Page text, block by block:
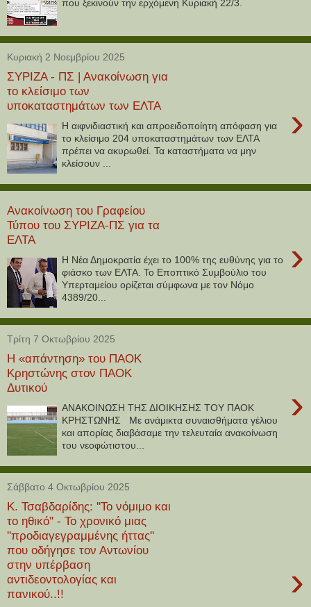
που ξεκινούν την ερχόμενη Κυριακή 22/3.
Κυριακή 2 Νοεμβρίου 2025
ΣΥΡΙΖΑ - ΠΣ | Ανακοίνωση για
το κλείσιμο των
υποκαταστημάτων των ΕΛΤΑ
›
Η αιφνιδιαστική και απροειδοποίητη απόφαση για
το κλείσιμο 204 υποκαταστημάτων των ΕΛΤΑ
πρέπει να ακυρωθεί. Τα καταστήματα να μην
κλείσουν ...
Ανακοίνωση του Γραφείου
Τύπου του ΣΥΡΙΖΑ-ΠΣ για τα
ΕΛΤΑ
›
Η Νέα Δημοκρατία έχει το 100% της ευθύνης για το
φιάσκο των ΕΛΤΑ. Το Εποπτικό Συμβούλιο του
Υπερταμείου ορίζεται σύμφωνα με τον Νόμο
4389/20...
Τρίτη 7 Οκτωβρίου 2025
Η «απάντηση» του ΠΑΟΚ
Κρηστώνης στον ΠΑΟΚ
Δυτικού
›
ΑΝΑΚΟΙΝΩΣΗ ΤΗΣ ΔΙΟΙΚΗΣΗΣ ΤΟΥ ΠΑΟΚ
ΚΡΗΣΤΩΝΗΣ Με ανάμικτα συναισθήματα γέλιου
και απορίας διαβάσαμε την τελευταία ανακοίνωση
του νεοφώτιστου...
Σάββατο 4 Οκτωβρίου 2025
Κ. Τσαβδαρίδης: ''Το νόμιμο και
το ηθικό'' - Το χρονικό μιας
''προδιαγεγραμμένης ήττας''
που οδήγησε τον Αντωνίου
στην υπέρβαση
αντιδεοντολογίας και
πανικού..!!
›